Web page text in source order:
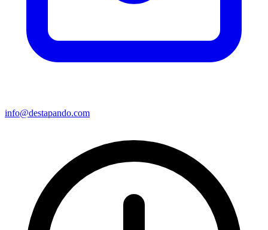
info@destapando.com